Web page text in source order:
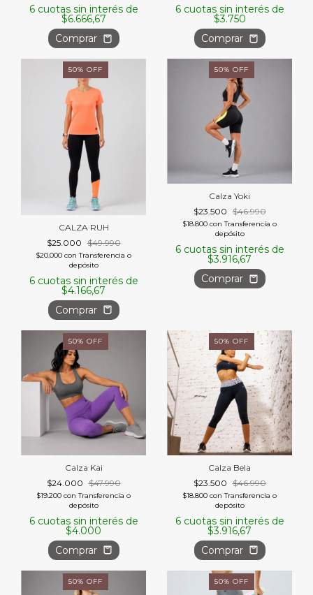
6 cuotas sin interés de
$6.666,67
Comprar
6 cuotas sin interés de
$3.750
Comprar
50% OFF
CALZA RUH
$25.000 $49.990
$20.000 con Transferencia o
depósito
6 cuotas sin interés de
$4.166,67
Comprar
50% OFF
Calza Yoki
$23.500 $46.990
$18.800 con Transferencia o
depósito
6 cuotas sin interés de
$3.916,67
Comprar
50% OFF
Calza Kai
$24.000 $47.990
$19.200 con Transferencia o
depósito
6 cuotas sin interés de
$4.000
Comprar
50% OFF
Calza Bela
$23.500 $46.990
$18.800 con Transferencia o
depósito
6 cuotas sin interés de
$3.916,67
Comprar
50% OFF 50% OFF